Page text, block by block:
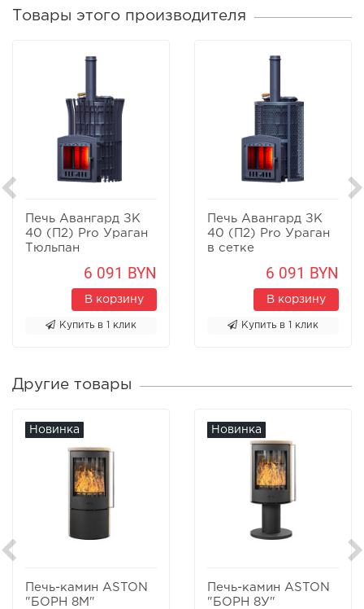
Товары этого производителя
Печь Авангард ЗК
40 (П2) Pro Ураган
Тюльпан
6 091 BYN
В корзину
Купить в 1 клик
Печь Авангард ЗК
40 (П2) Pro Ураган
в сетке
6 091 BYN
В корзину
Купить в 1 клик
Другие товары
Новинка
Печь-камин ASTON
"БОРН 8М"
Новинка
Печь-камин ASTON
"БОРН 8У"